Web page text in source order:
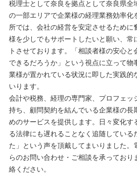
税理士として奈良を拠点として奈良県全
の一部エリアで企業様の経理業務効率化
所では、会社の経営を安定させるために
様を少しでもサポートしたいと願い、常
トさせております。「相談者様の安心
できるだろうか」という視点に立って物
業様が置かれている状況に即した実践的
いります。
会計や税務、経理の専門家、プロフェッ
持ち、顧問契約を結んでいる企業様の長
めのサービスを提供します。日々変化す
る法律にも遅れることなく追随している
た」という声を頂戴してまいりました。
らのお問い合わせ・ご相談を承っており
絡ください。